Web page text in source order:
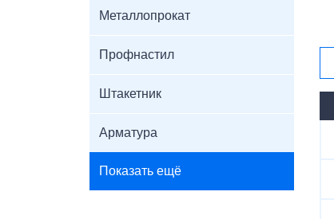
Металлопрокат
Профнастил
Штакетник
Арматура
Показать ещё